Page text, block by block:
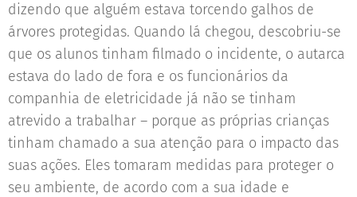
dizendo que alguém estava torcendo galhos de
árvores protegidas. Quando lá chegou, descobriu-se
que os alunos tinham filmado o incidente, o autarca
estava do lado de fora e os funcionários da
companhia de eletricidade já não se tinham
atrevido a trabalhar – porque as próprias crianças
tinham chamado a sua atenção para o impacto das
suas ações. Eles tomaram medidas para proteger o
seu ambiente, de acordo com a sua idade e